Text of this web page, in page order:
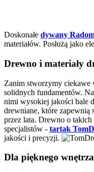
Doskonałe dywany
materiałów. Posłużą jako
Drewno i materiały
Zanim stworzymy ciekawe
solidnych fundamentów.
nimi wysokiej jakości bale
drewniane, które zapewnią
przez lata. Drewno o
specjalistów - tartak
jakości i precyzji.
Dla pięknego wnętrza